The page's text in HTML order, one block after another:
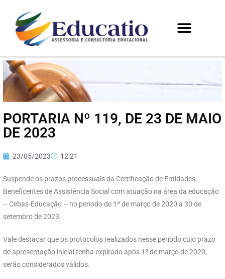
PORTARIA Nº 119, DE 23 DE MAIO
DE 2023
23/05/2023 12:21
Suspende os prazos processuais da Certificação de Entidades
Beneficentes de Assistência Social com atuação na área da educação
– Cebas-Educação – no periodo de 1º de março de 2020 a 30 de
setembro de 2023.
Vale destacar que os protocolos realizados nesse período cujo prazo
de apresentação inicial tenha expirado após 1º de março de 2020,
serão considerados válidos.